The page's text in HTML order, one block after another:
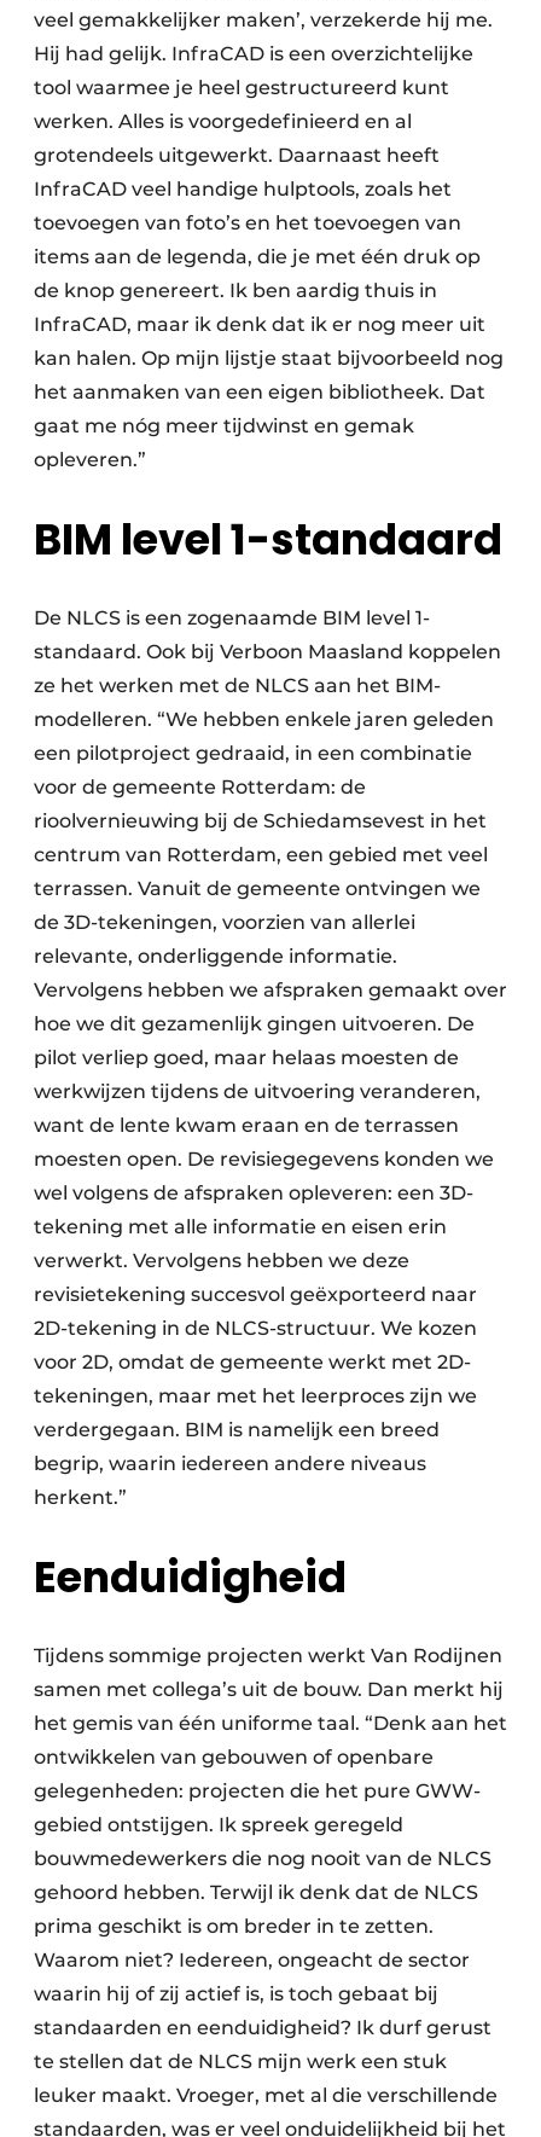
veel gemakkelijker maken’, verzekerde hij me.
Hij had gelijk. InfraCAD is een overzichtelijke
tool waarmee je heel gestructureerd kunt
werken. Alles is voorgedefinieerd en al
grotendeels uitgewerkt. Daarnaast heeft
InfraCAD veel handige hulptools, zoals het
toevoegen van foto’s en het toevoegen van
items aan de legenda, die je met één druk op
de knop genereert. Ik ben aardig thuis in
InfraCAD, maar ik denk dat ik er nog meer uit
kan halen. Op mijn lijstje staat bijvoorbeeld nog
het aanmaken van een eigen bibliotheek. Dat
gaat me nóg meer tijdwinst en gemak
opleveren.”
BIM level 1-standaard
De NLCS is een zogenaamde BIM level 1-
standaard. Ook bij Verboon Maasland koppelen
ze het werken met de NLCS aan het BIM-
modelleren. “We hebben enkele jaren geleden
een pilotproject gedraaid, in een combinatie
voor de gemeente Rotterdam: de
rioolvernieuwing bij de Schiedamsevest in het
centrum van Rotterdam, een gebied met veel
terrassen. Vanuit de gemeente ontvingen we
de 3D-tekeningen, voorzien van allerlei
relevante, onderliggende informatie.
Vervolgens hebben we afspraken gemaakt over
hoe we dit gezamenlijk gingen uitvoeren. De
pilot verliep goed, maar helaas moesten de
werkwijzen tijdens de uitvoering veranderen,
want de lente kwam eraan en de terrassen
moesten open. De revisiegegevens konden we
wel volgens de afspraken opleveren: een 3D-
tekening met alle informatie en eisen erin
verwerkt. Vervolgens hebben we deze
revisietekening succesvol geëxporteerd naar
2D-tekening in de NLCS-structuur. We kozen
voor 2D, omdat de gemeente werkt met 2D-
tekeningen, maar met het leerproces zijn we
verdergegaan. BIM is namelijk een breed
begrip, waarin iedereen andere niveaus
herkent.”
Eenduidigheid
Tijdens sommige projecten werkt Van Rodijnen
samen met collega’s uit de bouw. Dan merkt hij
het gemis van één uniforme taal. “Denk aan het
ontwikkelen van gebouwen of openbare
gelegenheden: projecten die het pure GWW-
gebied ontstijgen. Ik spreek geregeld
bouwmedewerkers die nog nooit van de NLCS
gehoord hebben. Terwijl ik denk dat de NLCS
prima geschikt is om breder in te zetten.
Waarom niet? Iedereen, ongeacht de sector
waarin hij of zij actief is, is toch gebaat bij
standaarden en eenduidigheid? Ik durf gerust
te stellen dat de NLCS mijn werk een stuk
leuker maakt. Vroeger, met al die verschillende
standaarden, was er veel onduidelijkheid bij het